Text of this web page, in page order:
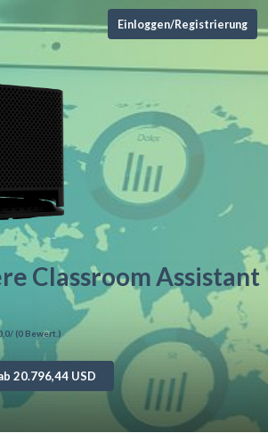
Einloggen/Registrierung
Classroom Assistant
/ (0 Bewert.)
20.796,44 USD